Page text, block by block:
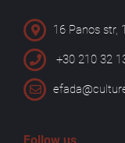
16 Panos str,
+30 210 32
Follow us